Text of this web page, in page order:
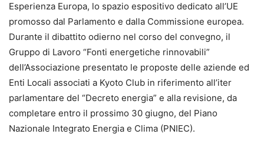
Esperienza Europa, lo spazio espositivo dedicato all’UE
promosso dal Parlamento e dalla Commissione europea.
Durante il dibattito odierno nel corso del convegno, il
Gruppo di Lavoro “Fonti energetiche rinnovabili”
dell’Associazione presentato le proposte delle aziende ed
Enti Locali associati a Kyoto Club in riferimento all’iter
parlamentare del “Decreto energia” e alla revisione, da
completare entro il prossimo 30 giugno, del Piano
Nazionale Integrato Energia e Clima (PNIEC).